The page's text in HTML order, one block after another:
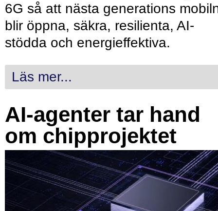
6G så att nästa generations
blir öppna, säkra, resilienta, AI-
stödda och energieffektiva.
Läs mer...
AI-agenter tar hand
om chipprojektet